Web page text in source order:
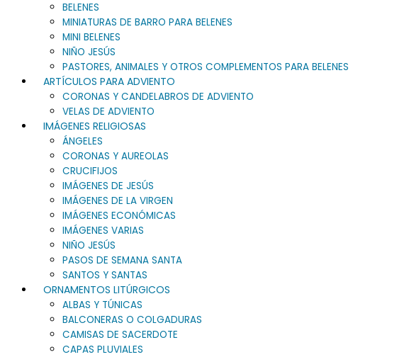
BELENES
MINIATURAS DE BARRO PARA BELENES
MINI BELENES
NIÑO JESÚS
PASTORES, ANIMALES Y OTROS COMPLEMENTOS PARA BELENES
ARTÍCULOS PARA ADVIENTO
CORONAS Y CANDELABROS DE ADVIENTO
VELAS DE ADVIENTO
IMÁGENES RELIGIOSAS
ÁNGELES
CORONAS Y AUREOLAS
CRUCIFIJOS
IMÁGENES DE JESÚS
IMÁGENES DE LA VIRGEN
IMÁGENES ECONÓMICAS
IMÁGENES VARIAS
NIÑO JESÚS
PASOS DE SEMANA SANTA
SANTOS Y SANTAS
ORNAMENTOS LITÚRGICOS
ALBAS Y TÚNICAS
BALCONERAS O COLGADURAS
CAMISAS DE SACERDOTE
CAPAS PLUVIALES